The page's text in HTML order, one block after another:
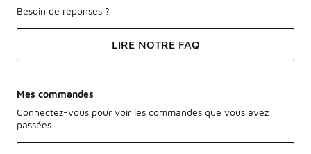
Besoin de réponses ?
LIRE NOTRE FAQ
Mes commandes
Connectez-vous pour voir les commandes que vous avez
passées.